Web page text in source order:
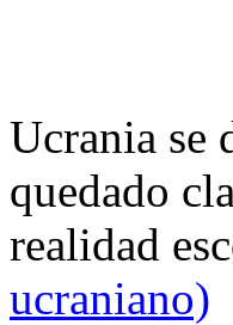
Ucrania se
quedado
realidad
ucraniano)